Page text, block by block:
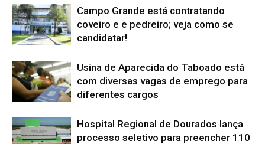
Campo Grande está contratando
coveiro e e pedreiro; veja como se
candidatar!
Usina de Aparecida do Taboado está
com diversas vagas de emprego para
diferentes cargos
Hospital Regional de Dourados lança
processo seletivo para preencher 110